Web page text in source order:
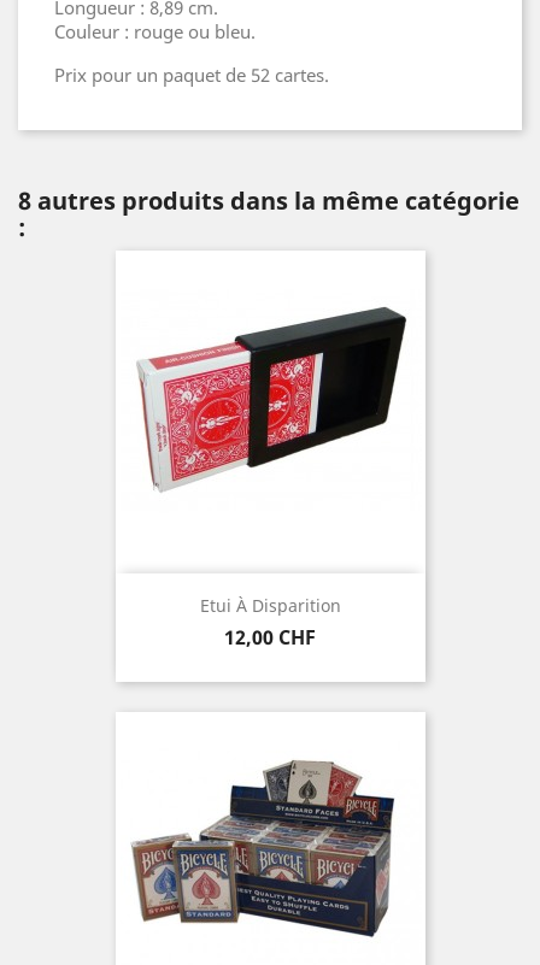
Longueur : 8,89 cm.
Couleur : rouge ou bleu.
Prix pour un paquet de 52 cartes.
8 autres produits dans la même catégorie
:
Etui À Disparition
Prix
12,00 CHF